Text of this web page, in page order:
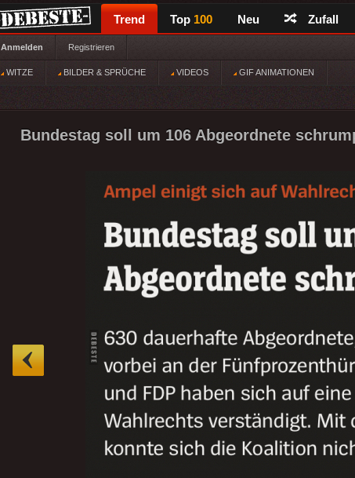
Trend Top 100 Neu Zufall
Anmelden Registrieren
WITZE BILDER & SPRÜCHE VIDEOS GIF ANIMATIONEN
Bundestag soll um 106 Abgeordnete